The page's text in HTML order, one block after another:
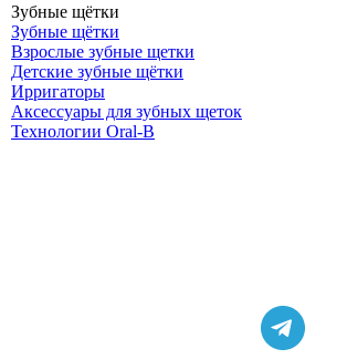
Зубные щётки
Зубные щётки
Взрослые зубные щетки
Детские зубные щётки
Ирригаторы
Аксессуары для зубных щеток
Технологии Oral-B